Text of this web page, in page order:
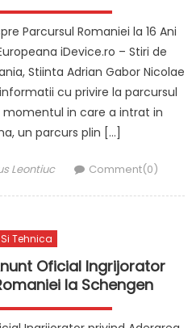
Parcursul Romaniei la 16 Ani
iDevice.ro – Stiri de
Stiinta Adrian Gabor Nicolae
cu privire la parcursul
momentul in care a intrat in
un parcurs plin […]
Leontiuc Comment(0)
Tehnica
Oficial Ingrijorator
la Schengen